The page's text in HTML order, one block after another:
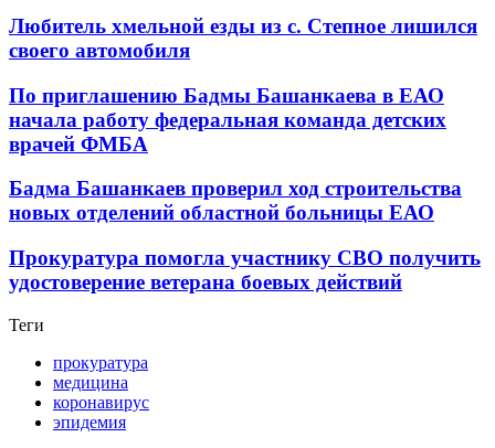
Любитель хмельной езды из с. Степное лишился
своего автомобиля
По приглашению Бадмы Башанкаева в ЕАО
начала работу федеральная команда детских
врачей ФМБА
Бадма Башанкаев проверил ход строительства
новых отделений областной больницы ЕАО
Прокуратура помогла участнику СВО получить
удостоверение ветерана боевых действий
Теги
прокуратура
медицина
коронавирус
эпидемия